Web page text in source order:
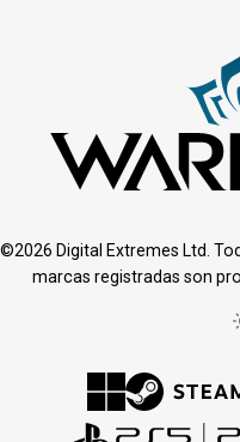
©2026 Digital Extremes Ltd.
marcas registradas son